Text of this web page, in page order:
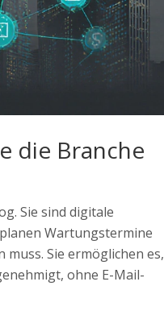
die Branche
Sie sind digitale
Wartungstermine
Sie ermöglichen es,
ohne E-Mail-